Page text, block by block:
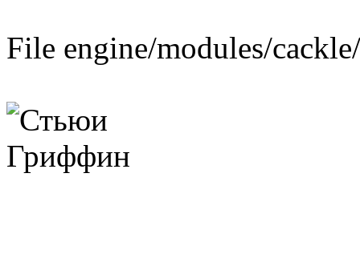
File engine/modules/